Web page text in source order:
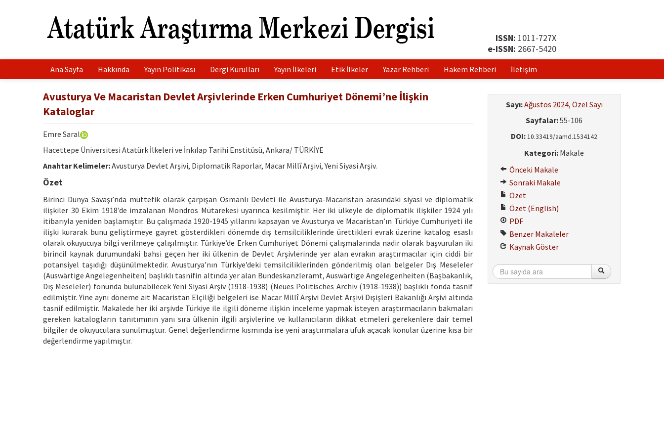
ISSN: 1011-727X
e-ISSN: 2667-5420
Ana Sayfa Hakkında Yayın Politikası Dergi Kurulları Yayın İlkeleri Etik İlkeler Yazar Rehberi Hakem Rehberi İletişim
Avusturya Ve Macaristan Devlet Arşivlerinde Erken Cumhuriyet Dönemi’ne İlişkin
Kataloglar
Emre Saral
Hacettepe Üniversitesi Atatürk İlkeleri ve İnkılap Tarihi Enstitüsü, Ankara/ TÜRKİYE
Anahtar Kelimeler:Avusturya Devlet Arşivi, Diplomatik Raporlar, Macar Millî Arşivi, Yeni Siyasi Arşiv.
Özet
Birinci Dünya Savaşı’nda müttefik olarak çarpışan Osmanlı Devleti ile Avusturya-Macaristan arasındaki siyasi ve diplomatik
ilişkiler 30 Ekim 1918’de imzalanan Mondros Mütarekesi uyarınca kesilmiştir. Her iki ülkeyle de diplomatik ilişkiler 1924 yılı
itibarıyla yeniden başlamıştır. Bu çalışmada 1920-1945 yıllarını kapsayan ve Avusturya ve Macaristan’ın Türkiye Cumhuriyeti ile
ilişki kurarak bunu geliştirmeye gayret gösterdikleri dönemde dış temsilciliklerinde ürettikleri evrak üzerine katalog esaslı
olarak okuyucuya bilgi verilmeye çalışılmıştır. Türkiye’de Erken Cumhuriyet Dönemi çalışmalarında nadir olarak başvurulan iki
birincil kaynak durumundaki bahsi geçen her iki ülkenin de Devlet Arşivlerinde yer alan evrakın araştırmacılar için ciddi bir
potansiyel taşıdığı düşünülmektedir. Avusturya’nın Türkiye’deki temsilciliklerinden gönderilmiş olan belgeler Dış Meseleler
(Auswärtige Angelegenheiten) başlıklı tasnifin altında yer alan Bundeskanzleramt, Auswärtige Angelegenheiten (Başbakanlık,
Dış Meseleler) fonunda bulunabilecek Yeni Siyasi Arşiv (1918-1938) (Neues Politisches Archiv (1918-1938)) başlıklı fonda tasnif
edilmiştir. Yine aynı döneme ait Macaristan Elçiliği belgeleri ise Macar Millî Arşivi Devlet Arşivi Dışişleri Bakanlığı Arşivi altında
tasnif edilmiştir. Makalede her iki arşivde Türkiye ile ilgili döneme ilişkin inceleme yapmak isteyen araştırmacıların bakmaları
gereken katalogların tanıtımının yanı sıra ülkenin ilgili arşivlerine ve kullanıcıların dikkat etmeleri gerekenlere dair temel
bilgiler de okuyuculara sunulmuştur. Genel değerlendirme kısmında ise yeni araştırmalara ufuk açacak konular üzerine kısa bir
değerlendirme yapılmıştır.
Sayı:Ağustos 2024, Özel Sayı
Sayfalar:55-106
DOI: 10.33419/aamd.1534142
Kategori: Makale
Önceki Makale
Sonraki Makale
Özet
Özet (English)
PDF
Benzer Makaleler
Kaynak Göster